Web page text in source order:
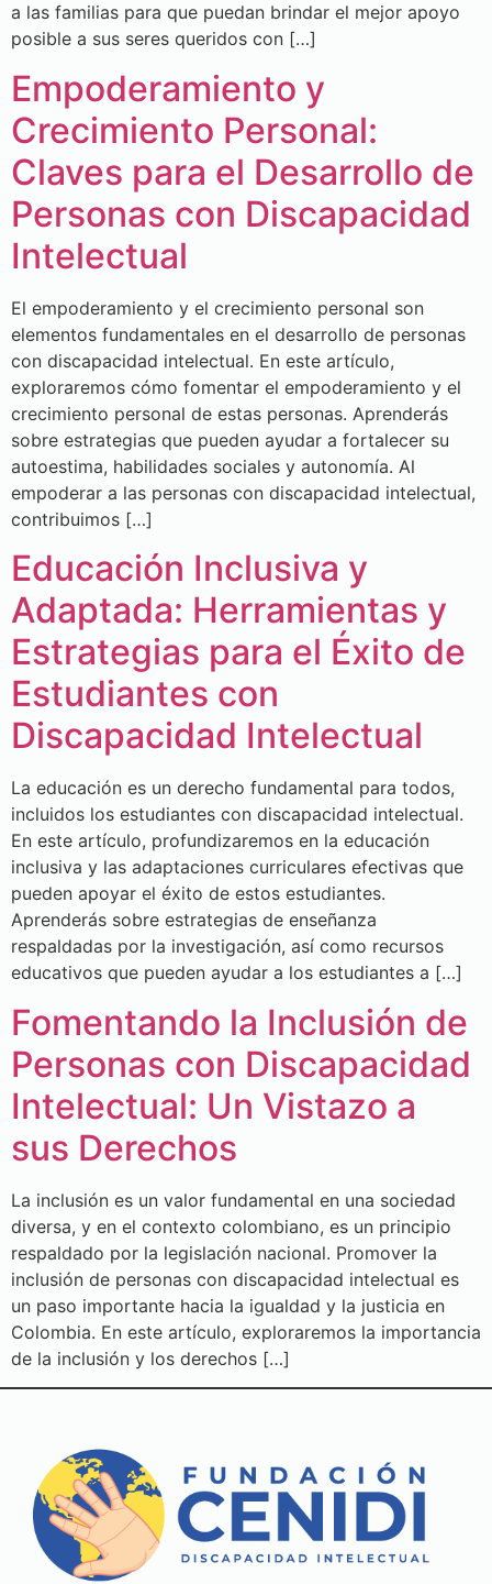
a las familias para que puedan brindar el mejor apoyo
posible a sus seres queridos con […]
Empoderamiento y
Crecimiento Personal:
Claves para el Desarrollo de
Personas con Discapacidad
Intelectual
El empoderamiento y el crecimiento personal son
elementos fundamentales en el desarrollo de personas
con discapacidad intelectual. En este artículo,
exploraremos cómo fomentar el empoderamiento y el
crecimiento personal de estas personas. Aprenderás
sobre estrategias que pueden ayudar a fortalecer su
autoestima, habilidades sociales y autonomía. Al
empoderar a las personas con discapacidad intelectual,
contribuimos […]
Educación Inclusiva y
Adaptada: Herramientas y
Estrategias para el Éxito de
Estudiantes con
Discapacidad Intelectual
La educación es un derecho fundamental para todos,
incluidos los estudiantes con discapacidad intelectual.
En este artículo, profundizaremos en la educación
inclusiva y las adaptaciones curriculares efectivas que
pueden apoyar el éxito de estos estudiantes.
Aprenderás sobre estrategias de enseñanza
respaldadas por la investigación, así como recursos
educativos que pueden ayudar a los estudiantes a […]
Fomentando la Inclusión de
Personas con Discapacidad
Intelectual: Un Vistazo a
sus Derechos
La inclusión es un valor fundamental en una sociedad
diversa, y en el contexto colombiano, es un principio
respaldado por la legislación nacional. Promover la
inclusión de personas con discapacidad intelectual es
un paso importante hacia la igualdad y la justicia en
Colombia. En este artículo, exploraremos la importancia
de la inclusión y los derechos […]